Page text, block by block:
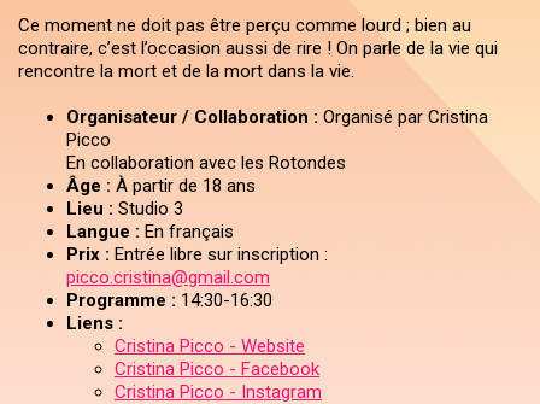
Ce moment ne doit pas être perçu comme lourd ; bien au
contraire, c’est l’occasion aussi de rire ! On parle de la vie qui
rencontre la mort et de la mort dans la vie.
Organisateur / Collaboration : Organisé par Cristina
Picco
En collaboration avec les Rotondes
Âge : À partir de 18 ans
Lieu : Studio 3
Langue : En français
Prix : Entrée libre sur inscription :
picco.cristina@gmail.com
Programme : 14:30-16:30
Liens :
Cristina Picco - Website
Cristina Picco - Facebook
Cristina Picco - Instagram